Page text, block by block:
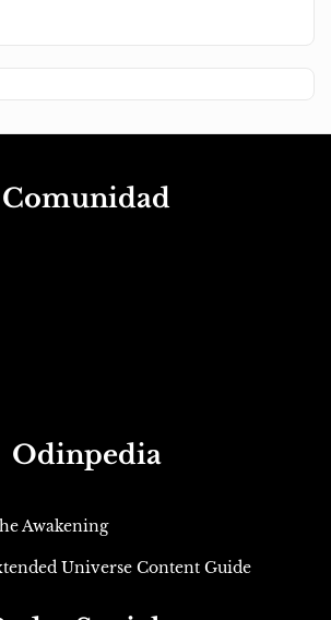
Comunidad
Odinpedia
Awakening
Universe Content Guide